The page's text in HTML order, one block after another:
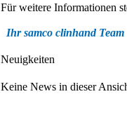
Für weitere Informationen
Ihr samco clinhand Team
Neuigkeiten
Keine News in dieser